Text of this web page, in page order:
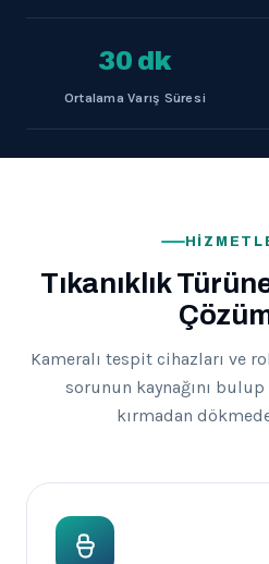
30 dk
Ortalama Varış Süresi
Tıkanıklık
Kameralı tespit cihazları ve
sorunun kaynağını
kırmadan